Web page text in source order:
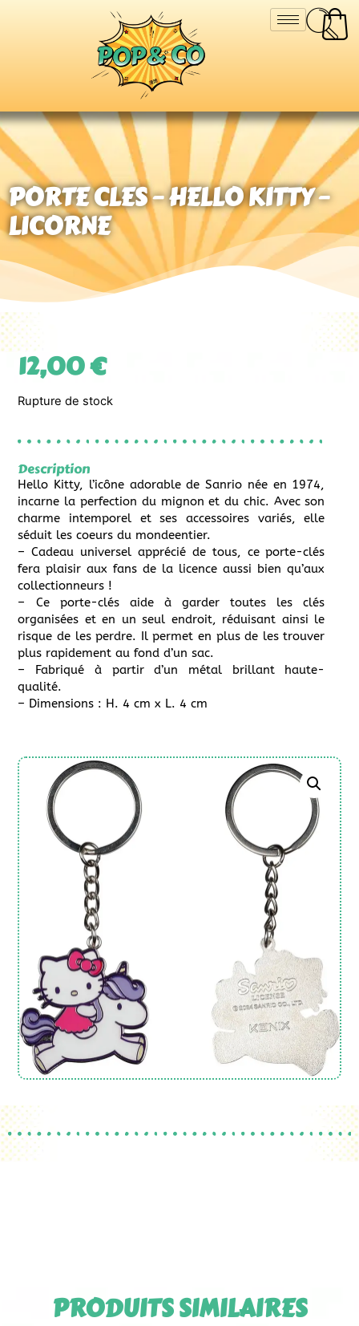
PORTE CLES – HELLO KITTY –
LICORNE
12,00€
Rupture de stock
Description
Hello Kitty, l’icône adorable de Sanrio née en 1974,
incarne la perfection du mignon et du chic. Avec son
charme intemporel et ses accessoires variés, elle
séduit les coeurs du mondeentier.
– Cadeau universel apprécié de tous, ce porte-clés
fera plaisir aux fans de la licence aussi bien qu’aux
collectionneurs !
– Ce porte-clés aide à garder toutes les clés
organisées et en un seul endroit, réduisant ainsi le
risque de les perdre. Il permet en plus de les trouver
plus rapidement au fond d’un sac.
– Fabriqué à partir d’un métal brillant haute-
qualité.
– Dimensions : H. 4 cm x L. 4 cm
PRODUITS SIMILAIRES